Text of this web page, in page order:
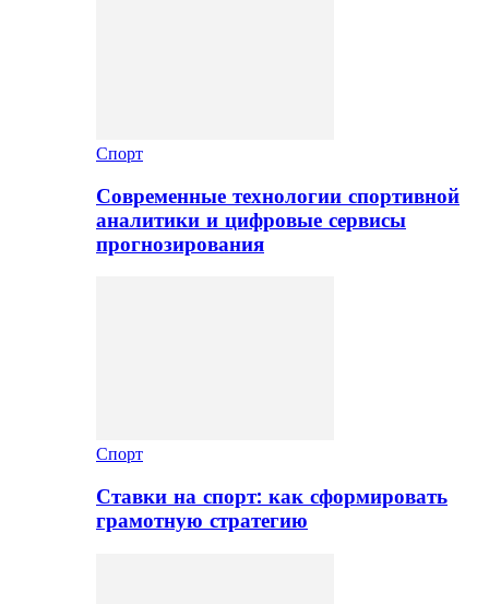
Спорт
Современные технологии спортивной
аналитики и цифровые сервисы
прогнозирования
Спорт
Ставки на спорт: как сформировать
грамотную стратегию